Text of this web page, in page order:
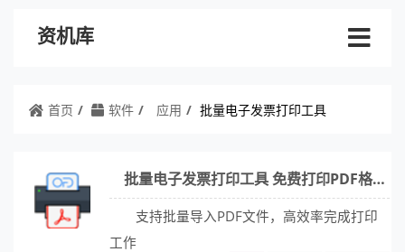
资机库
首页 软件 应用 批量电子发票打印工具
批量电子发票打印工具 免费打印PDF格式电子发票工具
支持批量导入PDF文件，高效率完成打印
工作